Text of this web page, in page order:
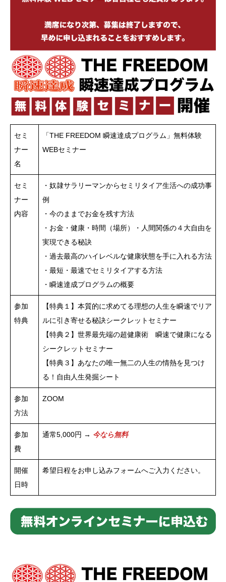
セミ
ナー
名
「THE FREEDOM 瞬速達成プログラム」無料体験
WEBセミナー
セミ
ナー
内容
・奴隷サラリーマンからセミリタイア生活への成功事
例
・今のままでお金を残す方法
・お金・健康・時間（場所）・人間関係の４大自由を
実現できる秘訣
・過去最高のハイレベルな健康状態を手に入れる方法
・最短・最速でセミリタイアする方法
・瞬速達成プログラムの概要
参加
特典
【特典１】本質的に求めてる理想の人生を瞬速でリア
ルに引き寄せる秘訣シークレットセミナー
【特典２】世界最先端の超健康術 瞬速で健康になる
シークレットセミナー
【特典３】あなたの唯一無二の人生の情熱を見つけ
る！自由人生発掘シート
参加
方法
ZOOM
参加
費
通常5,000円 → 今なら無料
開催
日時
希望日程をお申し込みフォームへご入力ください。